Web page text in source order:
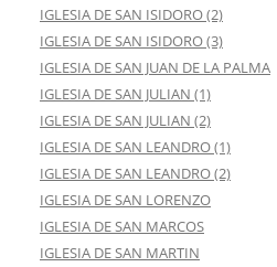
IGLESIA DE SAN ISIDORO (2)
IGLESIA DE SAN ISIDORO (3)
IGLESIA DE SAN JUAN DE LA PALMA
IGLESIA DE SAN JULIAN (1)
IGLESIA DE SAN JULIAN (2)
IGLESIA DE SAN LEANDRO (1)
IGLESIA DE SAN LEANDRO (2)
IGLESIA DE SAN LORENZO
IGLESIA DE SAN MARCOS
IGLESIA DE SAN MARTIN